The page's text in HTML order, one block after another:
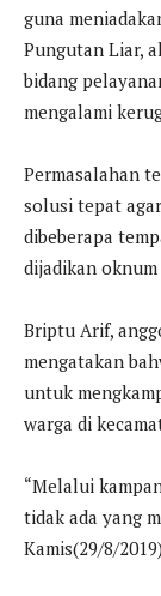
guna
Pungutan Liar,
bidang
mengalami
Permasalahan
solusi tepat
dibeberapa
dijadikan
Briptu Arif,
mengatakan
untuk
warga di
“Melalui
tidak ada yang
Kamis(29/8/